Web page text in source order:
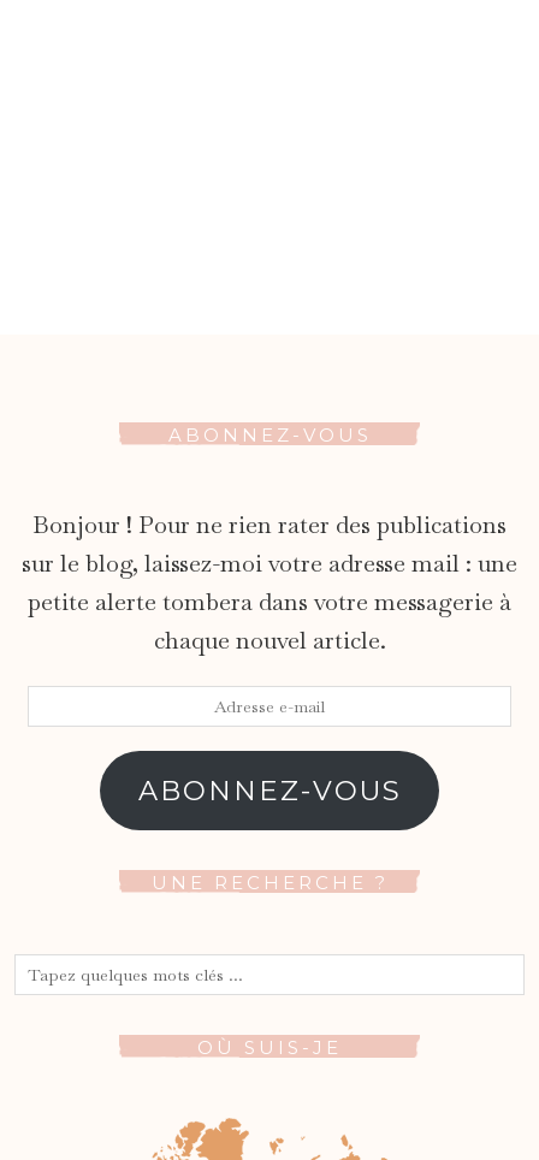
ABONNEZ-VOUS
Bonjour ! Pour ne rien rater des publications
sur le blog, laissez-moi votre adresse mail : une
petite alerte tombera dans votre messagerie à
chaque nouvel article.
ABONNEZ-VOUS
UNE RECHERCHE ?
OÙ SUIS-JE